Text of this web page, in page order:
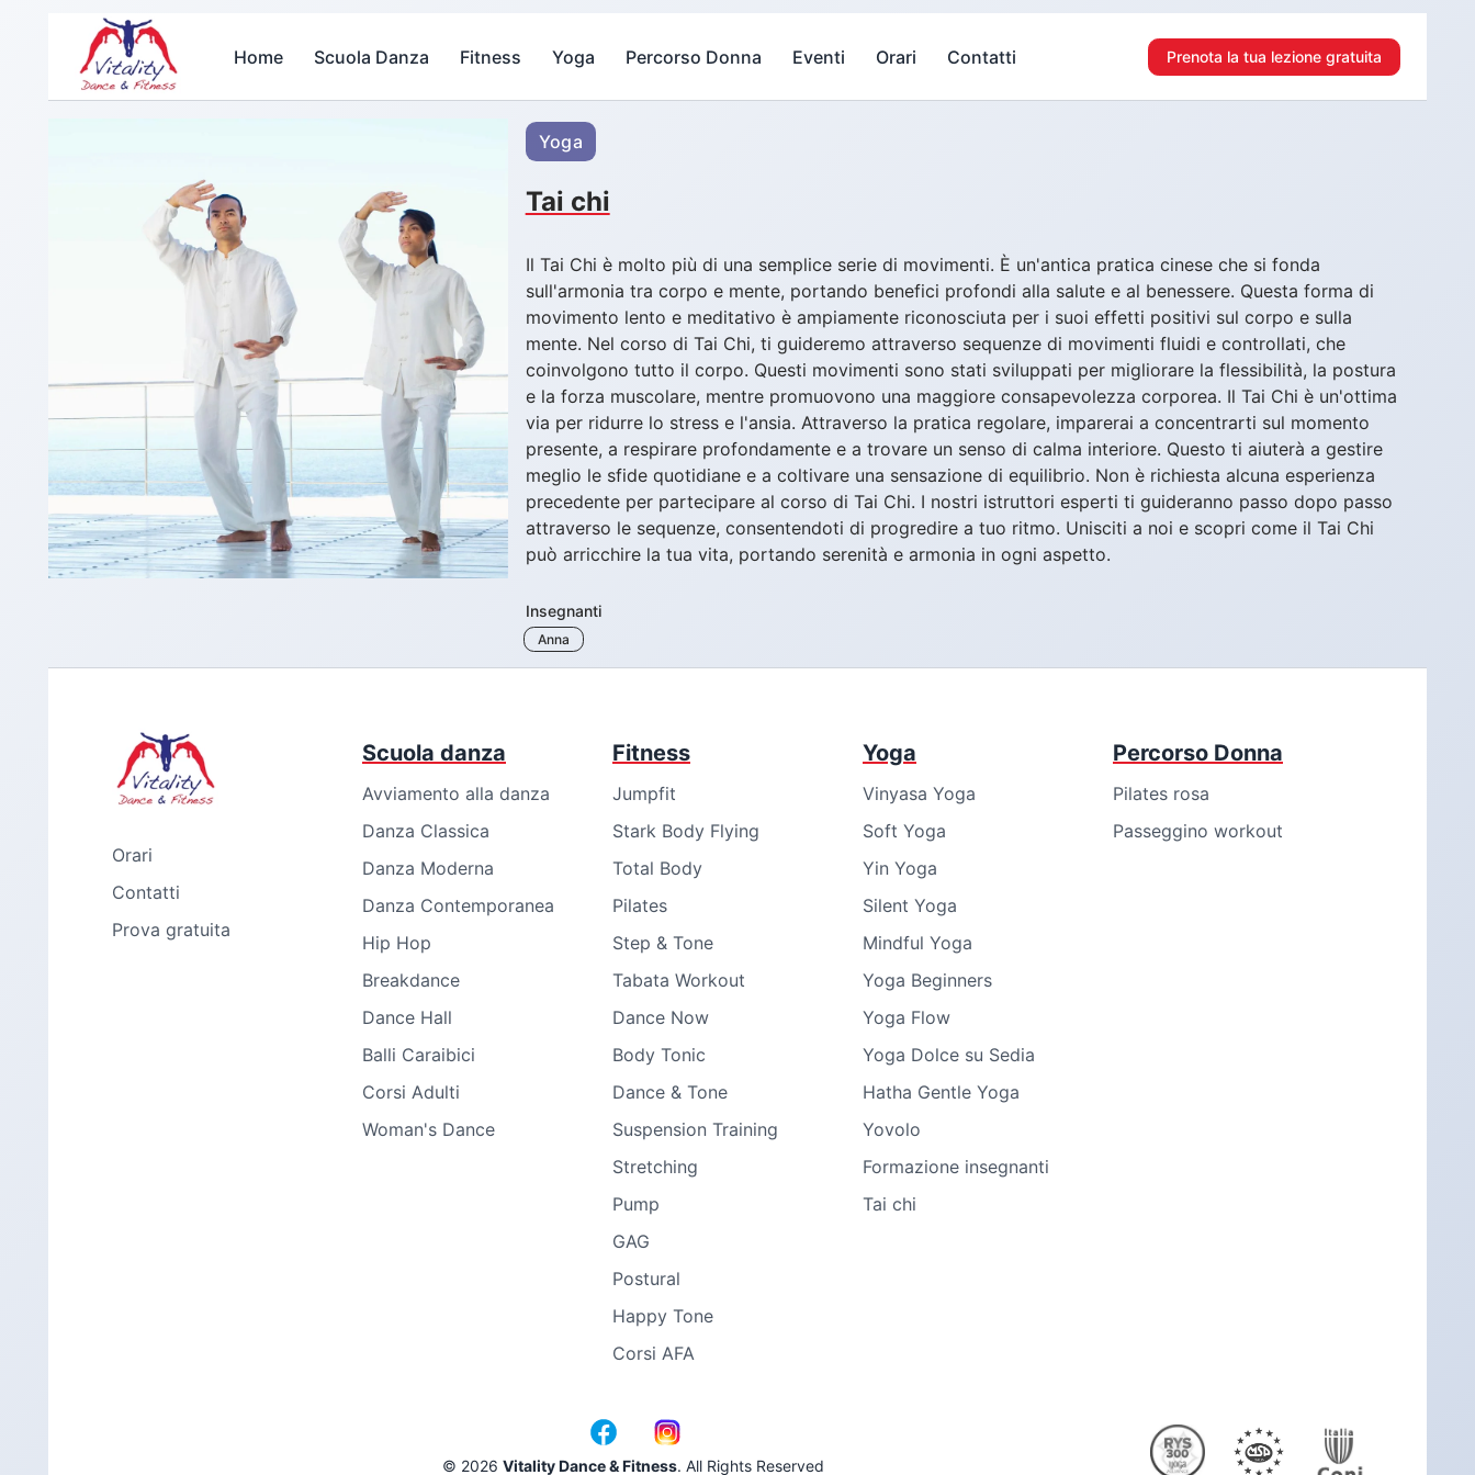
Home Scuola Danza Fitness Yoga Percorso Donna Eventi Orari Contatti Prenota la tua lezione gratuita
Yoga
Tai chi
Il Tai Chi è molto più di una semplice serie di movimenti. È un'antica pratica cinese che si fonda
sull'armonia tra corpo e mente, portando benefici profondi alla salute e al benessere. Questa forma di
movimento lento e meditativo è ampiamente riconosciuta per i suoi effetti positivi sul corpo e sulla
mente. Nel corso di Tai Chi, ti guideremo attraverso sequenze di movimenti fluidi e controllati, che
coinvolgono tutto il corpo. Questi movimenti sono stati sviluppati per migliorare la flessibilità, la postura
e la forza muscolare, mentre promuovono una maggiore consapevolezza corporea. Il Tai Chi è un'ottima
via per ridurre lo stress e l'ansia. Attraverso la pratica regolare, imparerai a concentrarti sul momento
presente, a respirare profondamente e a trovare un senso di calma interiore. Questo ti aiuterà a gestire
meglio le sfide quotidiane e a coltivare una sensazione di equilibrio. Non è richiesta alcuna esperienza
precedente per partecipare al corso di Tai Chi. I nostri istruttori esperti ti guideranno passo dopo passo
attraverso le sequenze, consentendoti di progredire a tuo ritmo. Unisciti a noi e scopri come il Tai Chi
può arricchire la tua vita, portando serenità e armonia in ogni aspetto.
Insegnanti
Anna
Orari
Contatti
Prova gratuita
Scuola danza
Avviamento alla danza
Danza Classica
Danza Moderna
Danza Contemporanea
Hip Hop
Breakdance
Dance Hall
Balli Caraibici
Corsi Adulti
Woman's Dance
Fitness
Jumpfit
Stark Body Flying
Total Body
Pilates
Step & Tone
Tabata Workout
Dance Now
Body Tonic
Dance & Tone
Suspension Training
Stretching
Pump
GAG
Postural
Happy Tone
Corsi AFA
Yoga
Vinyasa Yoga
Soft Yoga
Yin Yoga
Silent Yoga
Mindful Yoga
Yoga Beginners
Yoga Flow
Yoga Dolce su Sedia
Hatha Gentle Yoga
Yovolo
Formazione insegnanti
Tai chi
Percorso Donna
Pilates rosa
Passeggino workout
© 2026 Vitality Dance & Fitness. All Rights Reserved